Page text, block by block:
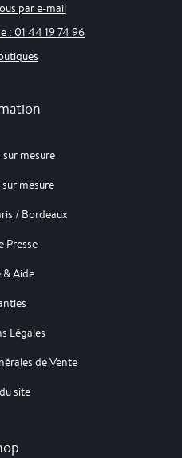
par e-mail
: 01 44 19 74 96
mesure
mesure
/ Bordeaux
Presse
& Aide
Légales
de Vente
site